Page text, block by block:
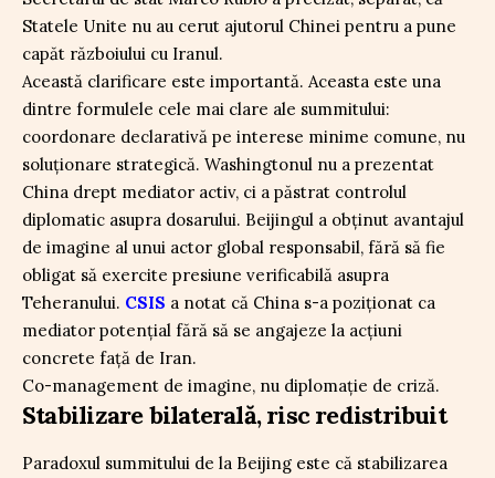
Statele Unite nu au cerut ajutorul Chinei pentru a pune
capăt războiului cu Iranul.
Această clarificare este importantă. Aceasta este una
dintre formulele cele mai clare ale summitului:
coordonare declarativă pe interese minime comune, nu
soluționare strategică. Washingtonul nu a prezentat
China drept mediator activ, ci a păstrat controlul
diplomatic asupra dosarului. Beijingul a obținut avantajul
de imagine al unui actor global responsabil, fără să fie
obligat să exercite presiune verificabilă asupra
Teheranului. CSIS a notat că China s-a poziționat ca
mediator potențial fără să se angajeze la acțiuni
concrete față de Iran.
Co-management de imagine, nu diplomație de criză.
Stabilizare bilaterală, risc redistribuit
Paradoxul summitului de la Beijing este că stabilizarea